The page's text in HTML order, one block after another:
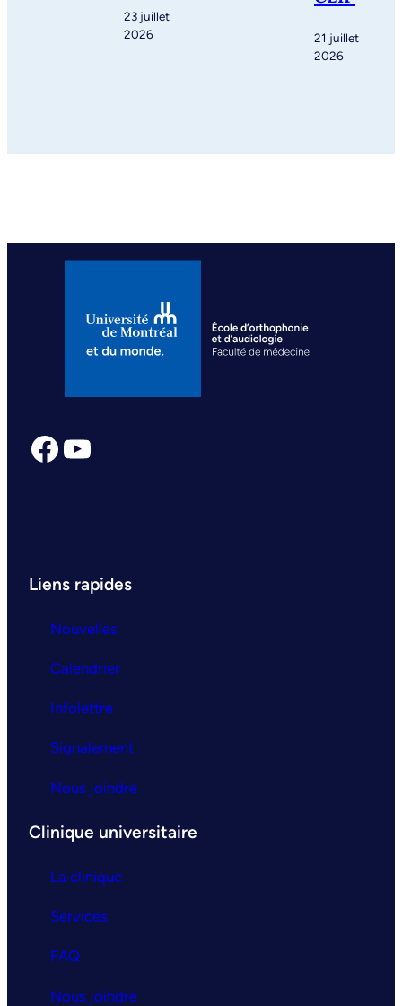
23 juillet
2026
21 juillet
2026
Facebook YouTube
Liens rapides
Nouvelles
Calendrier
Infolettre
Signalement
Nous joindre
Clinique universitaire
La clinique
Services
FAQ
Nous joindre